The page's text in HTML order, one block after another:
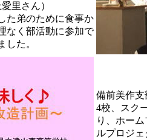
里さん）
た弟のために食事か
なく部活動に参加で
した。
備前美作支
4校、スク
り、ホー
ルプロジ